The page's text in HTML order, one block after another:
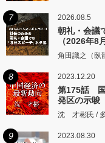
7 2026.08.5
朝礼・会議
（2026年8
角田識之（臥
8 2023.12.20
第175話 国
発区の示唆
沈 才彬氏 /
9 2023.08.30